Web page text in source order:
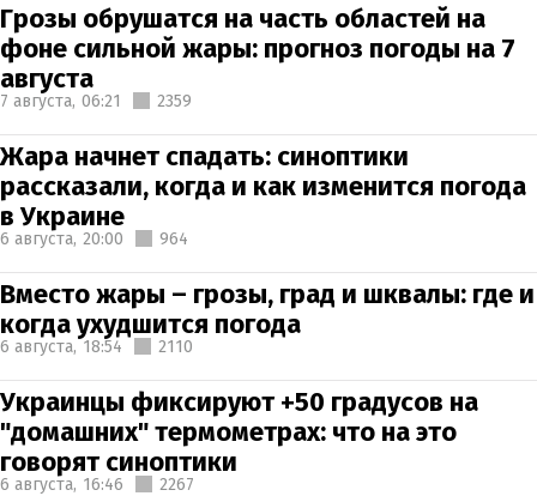
Грозы обрушатся на часть областей на
фоне сильной жары: прогноз погоды на 7
августа
7 августа, 06:21 2359
Жара начнет спадать: синоптики
рассказали, когда и как изменится погода
в Украине
6 августа, 20:00 964
Вместо жары – грозы, град и шквалы: где и
когда ухудшится погода
6 августа, 18:54 2110
Украинцы фиксируют +50 градусов на
"домашних" термометрах: что на это
говорят синоптики
6 августа, 16:46 2267